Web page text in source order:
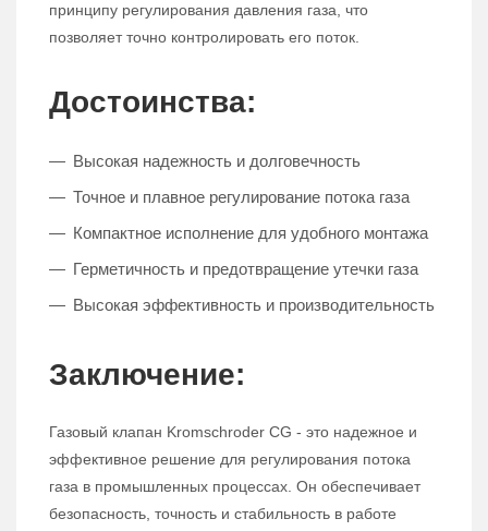
принципу регулирования давления газа, что
позволяет точно контролировать его поток.
Достоинства:
Высокая надежность и долговечность
Точное и плавное регулирование потока газа
Компактное исполнение для удобного монтажа
Герметичность и предотвращение утечки газа
Высокая эффективность и производительность
Заключение:
Газовый клапан Kromschroder CG - это надежное и
эффективное решение для регулирования потока
газа в промышленных процессах. Он обеспечивает
безопасность, точность и стабильность в работе